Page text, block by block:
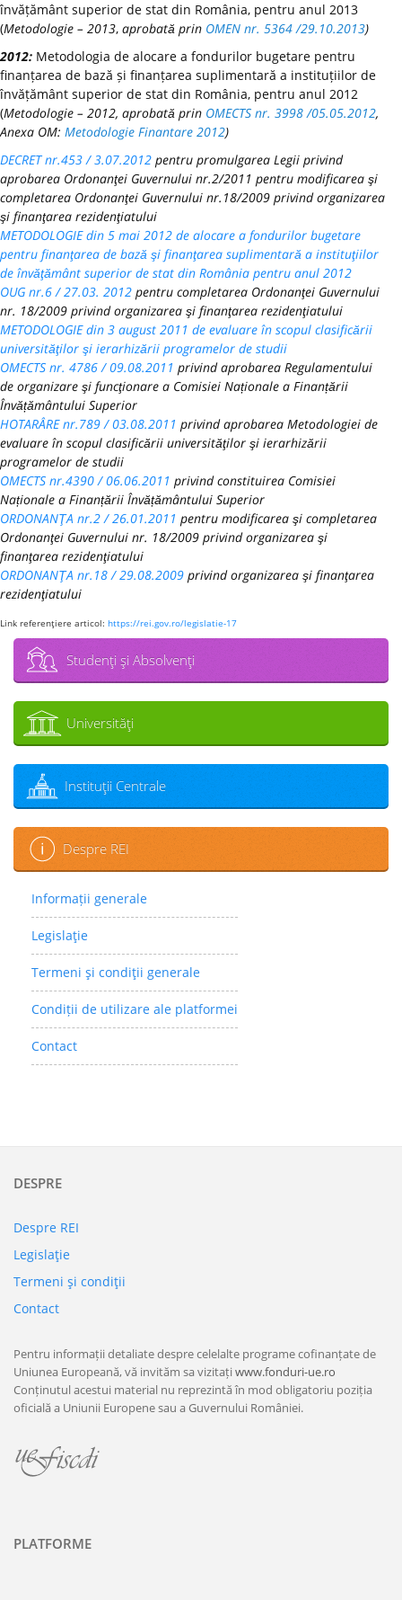
învățământ superior de stat din România, pentru anul 2013
(Metodologie – 2013, aprobată prin OMEN nr. 5364 /29.10.2013)
2012: Metodologia de alocare a fondurilor bugetare pentru
finanțarea de bază și finanțarea suplimentară a instituțiilor de
învățământ superior de stat din România, pentru anul 2012
(Metodologie – 2012, aprobată prin OMECTS nr. 3998 /05.05.2012,
Anexa OM: Metodologie Finantare 2012)
DECRET nr.453 / 3.07.2012 pentru promulgarea Legii privind
aprobarea Ordonanţei Guvernului nr.2/2011 pentru modificarea şi
completarea Ordonanţei Guvernului nr.18/2009 privind organizarea
şi finanţarea rezidenţiatului
METODOLOGIE din 5 mai 2012 de alocare a fondurilor bugetare
pentru finanţarea de bază şi finanţarea suplimentară a instituţiilor
de învăţământ superior de stat din România pentru anul 2012
OUG nr.6 / 27.03. 2012 pentru completarea Ordonanţei Guvernului
nr. 18/2009 privind organizarea şi finanţarea rezidenţiatului
METODOLOGIE din 3 august 2011 de evaluare în scopul clasificării
universităţilor şi ierarhizării programelor de studii
OMECTS nr. 4786 / 09.08.2011 privind aprobarea Regulamentului
de organizare şi funcţionare a Comisiei Naționale a Finanțării
Învățământului Superior
HOTARÂRE nr.789 / 03.08.2011 privind aprobarea Metodologiei de
evaluare în scopul clasificării universităţilor şi ierarhizării
programelor de studii
OMECTS nr.4390 / 06.06.2011 privind constituirea Comisiei
Naționale a Finanțării Învățământului Superior
ORDONANŢA nr.2 / 26.01.2011 pentru modificarea şi completarea
Ordonanţei Guvernului nr. 18/2009 privind organizarea şi
finanţarea rezidenţiatului
ORDONANŢA nr.18 / 29.08.2009 privind organizarea şi finanţarea
rezidenţiatului
Link referenţiere articol: https://rei.gov.ro/legislatie-17
Studenţi şi Absolvenţi
Universităţi
Instituţii Centrale
Despre REI
Informații generale
Legislaţie
Termeni şi condiţii generale
Condiții de utilizare ale platformei
Contact
DESPRE
Despre REI
Legislaţie
Termeni şi condiţii
Contact
Pentru informații detaliate despre celelalte programe cofinanțate de
Uniunea Europeană, vă invităm sa vizitațiwww.fonduri-ue.ro
Conținutul acestui material nu reprezintă în mod obligatoriu poziția
oficială a Uniunii Europene sau a Guvernului României.
PLATFORME